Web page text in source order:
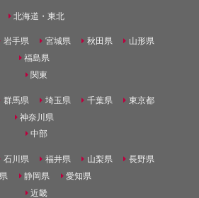
北海道・東北
岩手県 宮城県 秋田県
山形県
福島県
関東
群馬県 埼玉県 千葉県
東京都
神奈川県
中部
石川県 福井県 山梨県
長野県
静岡県
愛知県
近畿